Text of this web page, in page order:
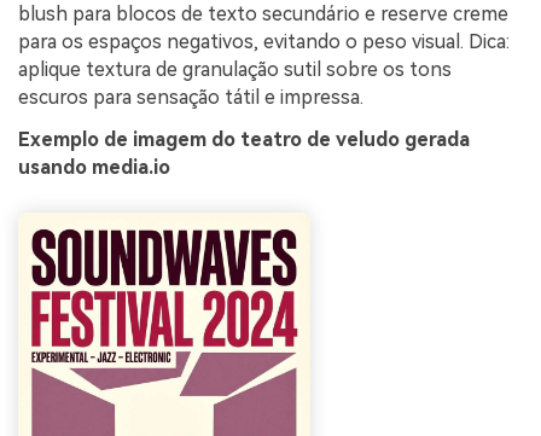
blush para blocos de texto secundário e reserve creme
para os espaços negativos, evitando o peso visual. Dica:
aplique textura de granulação sutil sobre os tons
escuros para sensação tátil e impressa.
Exemplo de imagem do teatro de veludo gerada
usando media.io